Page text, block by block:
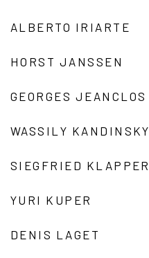
ALBERTO IRIARTE
HORST JANSSEN
GEORGES JEANCLOS
WASSILY KANDINSKY
SIEGFRIED KLAPPER
YURI KUPER
DENIS LAGET